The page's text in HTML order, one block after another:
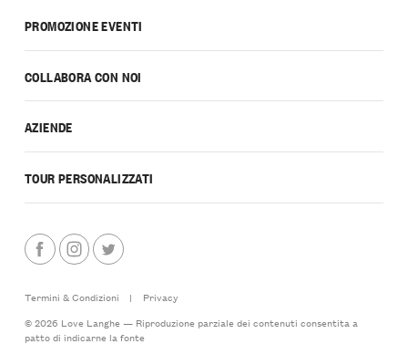
PROMOZIONE EVENTI
COLLABORA CON NOI
AZIENDE
TOUR PERSONALIZZATI
Termini & Condizioni |
Privacy
© 2026 Love Langhe — Riproduzione parziale dei contenuti consentita a
patto di indicarne la fonte